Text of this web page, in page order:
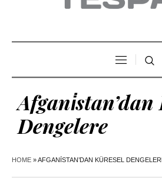
Afgani̇stan’dan
Dengelere
HOME »AFGANİSTAN’DAN KÜRESEL